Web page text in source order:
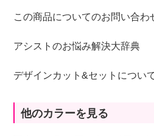
この商品についてのお問い合わ
アシストのお悩み解決大辞典
デザインカット&セットについ
他のカラーを見る